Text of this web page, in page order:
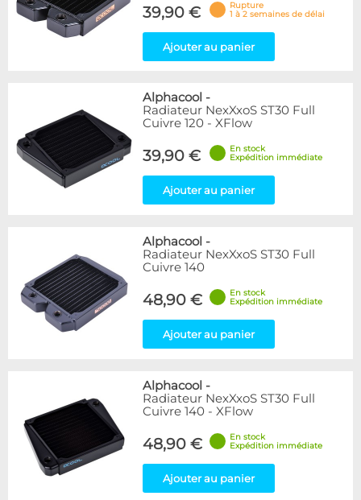
39,90 €
Rupture
1 à 2 semaines de délai
Ajouter au panier
Alphacool -
Radiateur NexXxoS ST30 Full
Cuivre 120 - XFlow
39,90 €
En stock
Expédition immédiate
Ajouter au panier
Alphacool -
Radiateur NexXxoS ST30 Full
Cuivre 140
48,90 €
En stock
Expédition immédiate
Ajouter au panier
Alphacool -
Radiateur NexXxoS ST30 Full
Cuivre 140 - XFlow
48,90 €
En stock
Expédition immédiate
Ajouter au panier